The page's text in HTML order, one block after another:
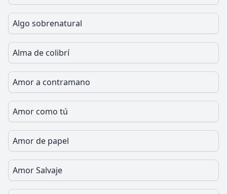
Algo sobrenatural
Alma de colibrí
Amor a contramano
Amor como tú
Amor de papel
Amor Salvaje